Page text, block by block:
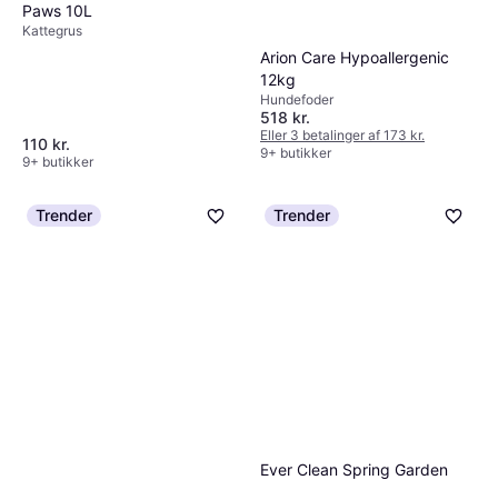
Paws 10L
Kattegrus
110 kr.
9+ butikker
Arion Care Hypoallergenic
12kg
Hundefoder
518 kr.
Eller 3 betalinger af 173 kr.
9+ butikker
Trender Trender
Ever Clean Spring Garden